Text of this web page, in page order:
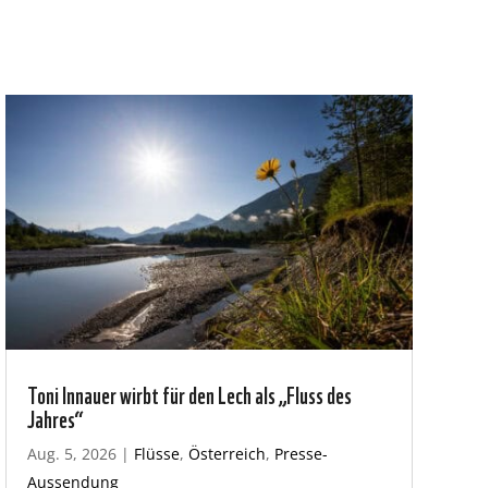
Toni Innauer wirbt für den Lech als „Fluss des
Jahres“
Aug. 5, 2026| Flüsse, Österreich, Presse-
Aussendung